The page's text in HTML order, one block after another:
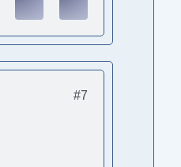
#7